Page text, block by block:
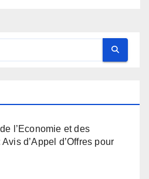
l’Economie et des
d’Appel d’Offres pour